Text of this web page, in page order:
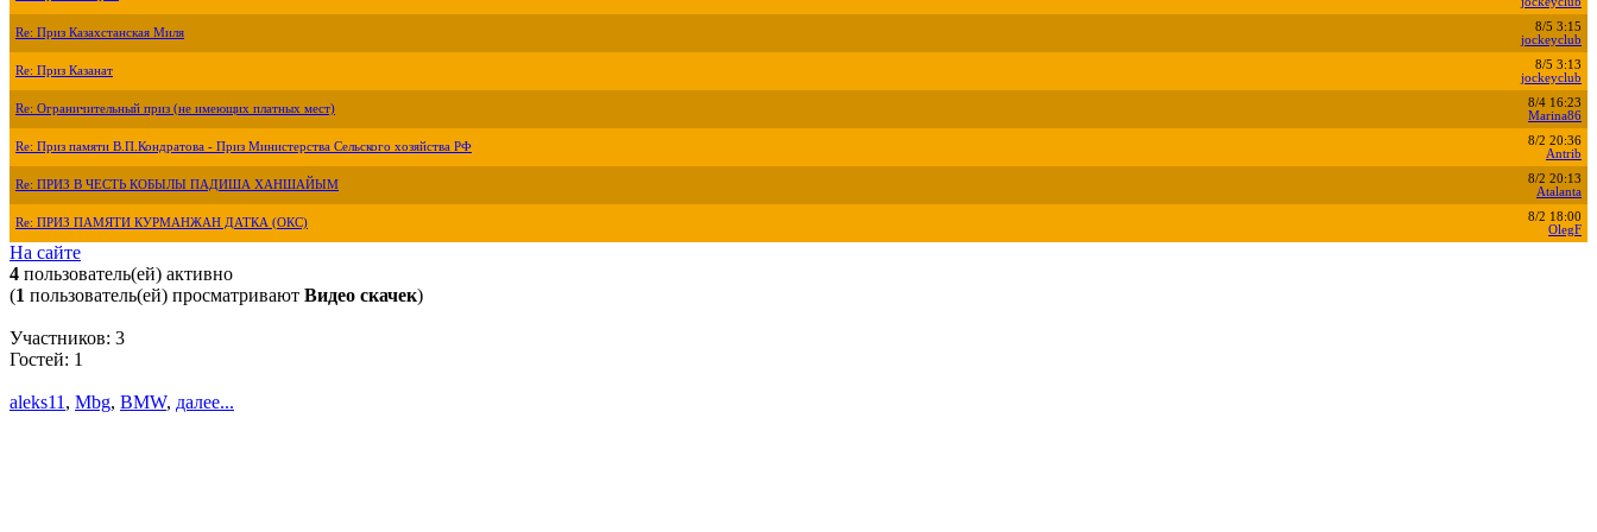
Re: Приз Казахстанская Миля
8/5 3:15
jockeyclub
Re: Приз Казанат
8/5 3:13
jockeyclub
Re: Ограничительный приз (не имеющих платных мест)
8/4 16:23
Marina86
Re: Приз памяти В.П.Кондратова - Приз Министерства Сельского хозяйства РФ
8/2 20:36
Antrib
Re: ПРИЗ В ЧЕСТЬ КОБЫЛЫ ПАДИША ХАНШАЙЫМ
8/2 20:13
Atalanta
Re: ПРИЗ ПАМЯТИ КУРМАНЖАН ДАТКА (ОКС)
8/2 18:00
OlegF
На сайте
4 пользователь(ей) активно
(1 пользователь(ей) просматривают Видео скачек)
Участников: 3
Гостей: 1
aleks11 , Mbg, BMW, далее...